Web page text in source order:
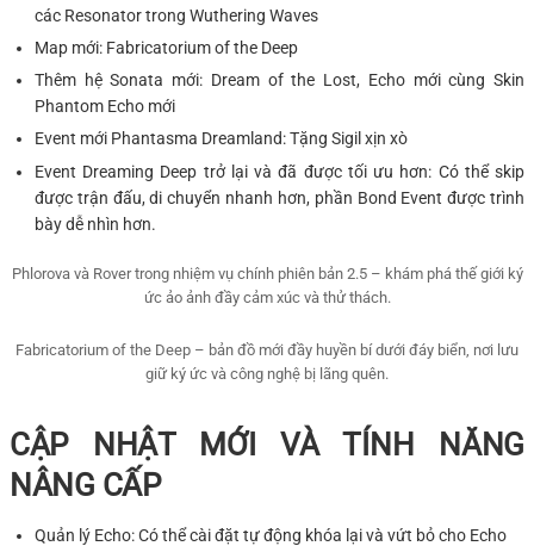
các Resonator trong Wuthering Waves
Map mới: Fabricatorium of the Deep
Thêm hệ Sonata mới: Dream of the Lost, Echo mới cùng Skin
Phantom Echo mới
Event mới Phantasma Dreamland: Tặng Sigil xịn xò
Event Dreaming Deep trở lại và đã được tối ưu hơn: Có thể skip
được trận đấu, di chuyển nhanh hơn, phần Bond Event được trình
bày dễ nhìn hơn.
Phlorova và Rover trong nhiệm vụ chính phiên bản 2.5 – khám phá thế giới ký
ức ảo ảnh đầy cảm xúc và thử thách.
Fabricatorium of the Deep – bản đồ mới đầy huyền bí dưới đáy biển, nơi lưu
giữ ký ức và công nghệ bị lãng quên.
CẬP NHẬT MỚI VÀ TÍNH NĂNG
NÂNG CẤP
Quản lý Echo: Có thể cài đặt tự động khóa lại và vứt bỏ cho Echo